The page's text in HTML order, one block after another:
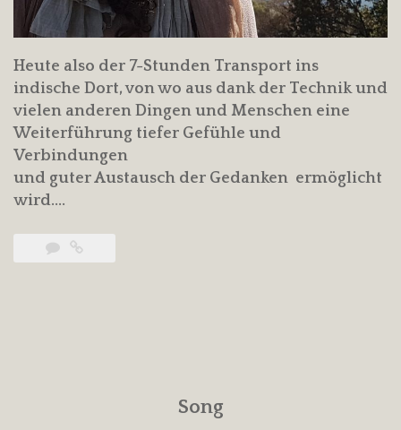
Heute also der 7-Stunden Transport ins
indische Dort, von wo aus dank der Technik und
vielen anderen Dingen und Menschen eine
Weiterführung tiefer Gefühle und
Verbindungen
und guter Austausch der Gedanken ermöglicht
wird….
Song